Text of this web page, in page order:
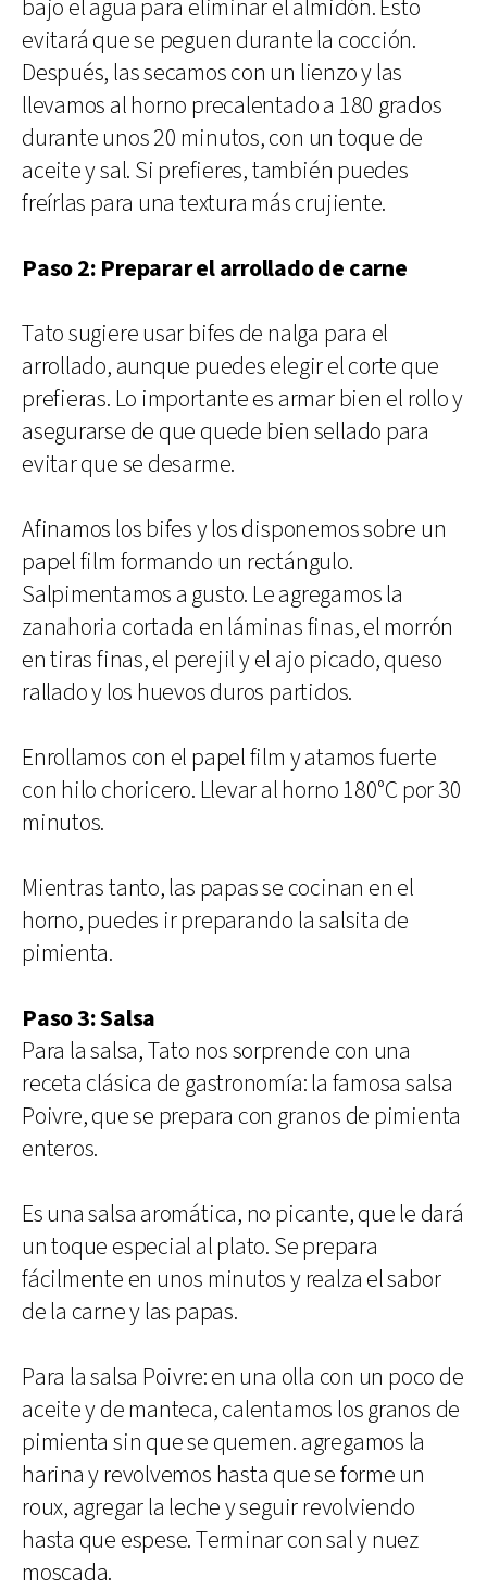
bajo el agua para eliminar el almidón. Esto
evitará que se peguen durante la cocción.
Después, las secamos con un lienzo y las
llevamos al horno precalentado a 180 grados
durante unos 20 minutos, con un toque de
aceite y sal. Si prefieres, también puedes
freírlas para una textura más crujiente.
Paso 2: Preparar el arrollado de carne
Tato sugiere usar bifes de nalga para el
arrollado, aunque puedes elegir el corte que
prefieras. Lo importante es armar bien el rollo y
asegurarse de que quede bien sellado para
evitar que se desarme.
Afinamos los bifes y los disponemos sobre un
papel film formando un rectángulo.
Salpimentamos a gusto. Le agregamos la
zanahoria cortada en láminas finas, el morrón
en tiras finas, el perejil y el ajo picado, queso
rallado y los huevos duros partidos.
Enrollamos con el papel film y atamos fuerte
con hilo choricero. Llevar al horno 180°C por 30
minutos.
Mientras tanto, las papas se cocinan en el
horno, puedes ir preparando la salsita de
pimienta.
Paso 3: Salsa
Para la salsa, Tato nos sorprende con una
receta clásica de gastronomía: la famosa salsa
Poivre, que se prepara con granos de pimienta
enteros.
Es una salsa aromática, no picante, que le dará
un toque especial al plato. Se prepara
fácilmente en unos minutos y realza el sabor
de la carne y las papas.
Para la salsa Poivre: en una olla con un poco de
aceite y de manteca, calentamos los granos de
pimienta sin que se quemen. agregamos la
harina y revolvemos hasta que se forme un
roux, agregar la leche y seguir revolviendo
hasta que espese. Terminar con sal y nuez
moscada.